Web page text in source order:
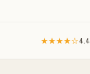
★★★★☆4.4